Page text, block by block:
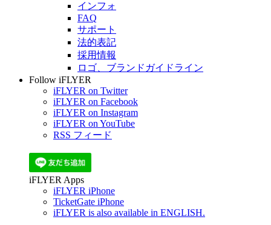
インフォ
FAQ
サポート
法的表記
採用情報
ロゴ、ブランドガイドライン
Follow iFLYER
iFLYER on Twitter
iFLYER on Facebook
iFLYER on Instagram
iFLYER on YouTube
RSS フィード
iFLYER Apps
iFLYER iPhone
TicketGate iPhone
iFLYER is also available in ENGLISH.